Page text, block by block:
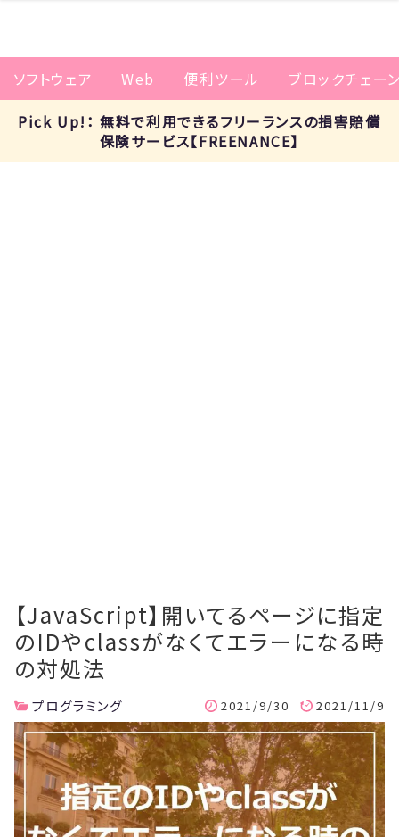
ソフトウェア Web 便利ツール
ブロックチェー
Pick Up!： 無料で利用できるフリーランスの損害賠償
保険サービス【FREENANCE】
【JavaScript】開いてるページに指定
のIDやclassがなくてエラーになる時
の対処法
プログラミング 2021/9/30 2021/11/9